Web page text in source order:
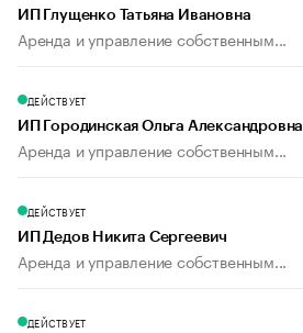
ИП Глущенко Татьяна Ивановна
Аренда и управление собственным...
ДЕЙСТВУЕТ
ИП Городинская Ольга Александровна
Аренда и управление собственным...
ДЕЙСТВУЕТ
ИП Дедов Никита Сергеевич
Аренда и управление собственным...
ДЕЙСТВУЕТ